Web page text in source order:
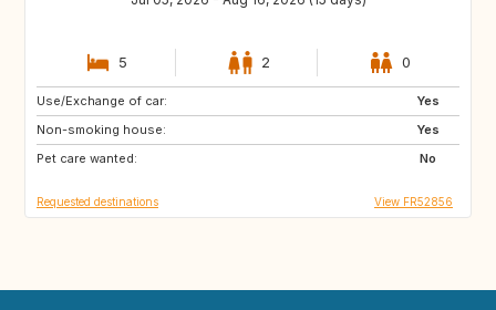
5 2 0
Use/Exchange of car:
Yes
Non-smoking house:
Yes
Pet care wanted:
No
DK
GB
Requested destinations View FR52856